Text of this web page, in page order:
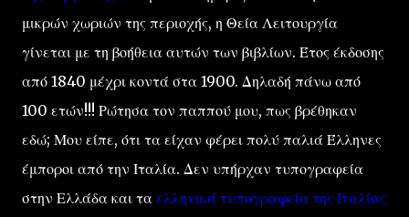
μικρών χωριών της περιοχής, η Θεία Λειτουργία
γίνεται με τη βοήθεια αυτών των βιβλίων. Έτος έκδοσης
από 1840 μέχρι κοντά στα 1900. Δηλαδή πάνω από
100 ετών!!! Ρώτησα τον παππού μου, πως βρέθηκαν
εδώ; Μου είπε, ότι τα είχαν φέρει πολύ παλιά Έλληνες
έμποροι από την Ιταλία. Δεν υπήρχαν τυπογραφεία
στην Ελλάδα και τα ελληνικά τυπογραφεία της Ιταλίας